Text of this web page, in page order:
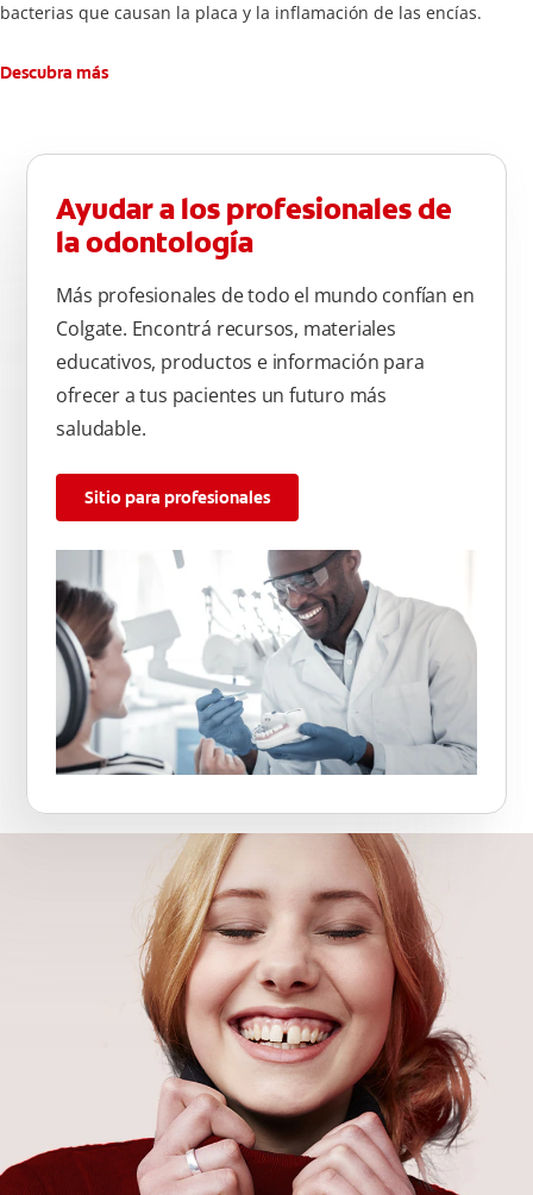
bacterias que causan la placa y la inflamación de las encías.
Descubra más
Ayudar a los profesionales de
la odontología
Más profesionales de todo el mundo confían en
Colgate. Encontrá recursos, materiales
educativos, productos e información para
ofrecer a tus pacientes un futuro más
saludable.
Sitio para profesionales